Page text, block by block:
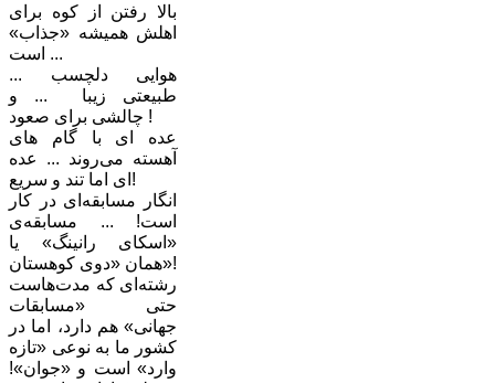
بالا رفتن از کوه برای
اهلش همیشه «جذاب»
است ...
هوایی دلچسب ...
طبیعتی زیبا ... و
چالشی برای صعود !
عده ای با گام های
آهسته می‌روند ... عده
ای اما تند و سریع!
انگار مسابقه‌ای در کار
است! ... مسابقه‌ی
«اسکای رانینگ» یا
همان «دوی کوهستان»!
رشته‌ای که مدت‌هاست
حتی «مسابقات
جهانی» هم دارد، اما در
کشور ما به نوعی «تازه
وارد» است و «جوان»!